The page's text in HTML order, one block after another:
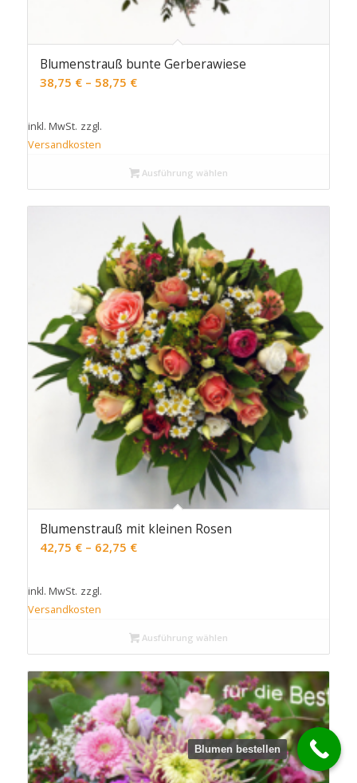
Blumenstrauß bunte Gerberawiese
38,75 €– 58,75 €
inkl. MwSt. zzgl.
Versandkosten
Ausführung wählen
Blumenstrauß mit kleinen Rosen
42,75 €– 62,75 €
inkl. MwSt. zzgl.
Versandkosten
Ausführung wählen
Blumen bestellen